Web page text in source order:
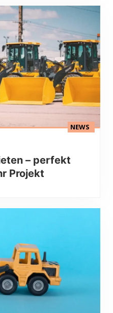
NEWS
– perfekt
Projekt